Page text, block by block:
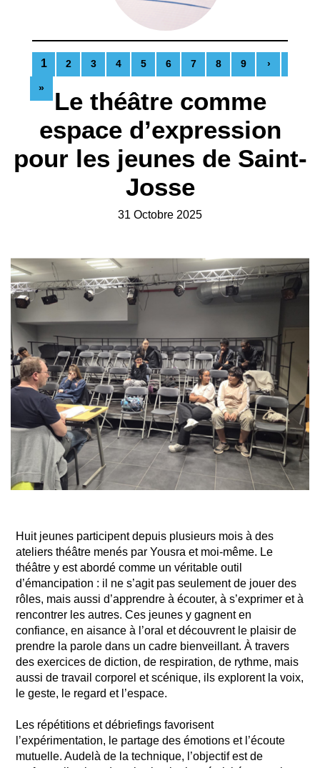
Le théâtre comme
espace d’expression
pour les jeunes de Saint-
Josse
31 Octobre 2025
Huit jeunes participent depuis plusieurs mois à des
ateliers théâtre menés par Yousra et moi-même. Le
théâtre y est abordé comme un véritable outil
d’émancipation : il ne s’agit pas seulement de jouer des
rôles, mais aussi d’apprendre à écouter, à s’exprimer et à
rencontrer les autres. Ces jeunes y gagnent en
confiance, en aisance à l’oral et découvrent le plaisir de
prendre la parole dans un cadre bienveillant. À travers
des exercices de diction, de respiration, de rythme, mais
aussi de travail corporel et scénique, ils explorent la voix,
le geste, le regard et l’espace.
Les répétitions et débriefings favorisent
l’expérimentation, le partage des émotions et l’écoute
mutuelle. Audelà de la technique, l’objectif est de
1 2 3 4 5 6 7 8 9 ›
»